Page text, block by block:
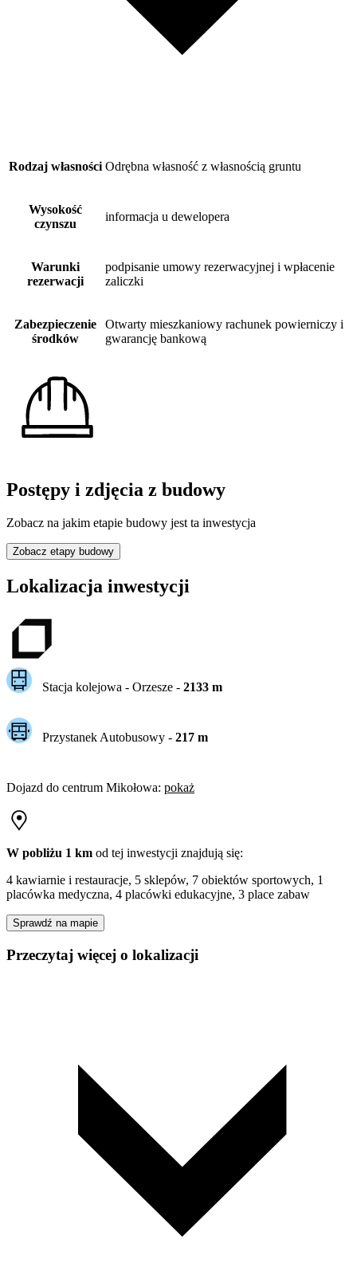
Rodzaj własności Odrębna własność z własnością gruntu
Wysokość
czynszu
informacja u dewelopera
Warunki
rezerwacji
podpisanie umowy rezerwacyjnej i wpłacenie
zaliczki
Zabezpieczenie
środków
Otwarty mieszkaniowy rachunek powierniczy i
gwarancję bankową
Postępy i zdjęcia z budowy
Zobacz na jakim etapie budowy jest ta inwestycja
Zobacz etapy budowy
Lokalizacja inwestycji
Stacja kolejowa - Orzesze- 2133m
Przystanek Autobusowy - 217m
Dojazd do centrum Mikołowa: pokaż
W pobliżu 1 km od tej inwestycji znajdują się:
4 kawiarnie i restauracje, 5 sklepów, 7 obiektów sportowych, 1
placówka medyczna, 4 placówki edukacyjne, 3 place zabaw
Sprawdź na mapie
Przeczytaj więcej o lokalizacji